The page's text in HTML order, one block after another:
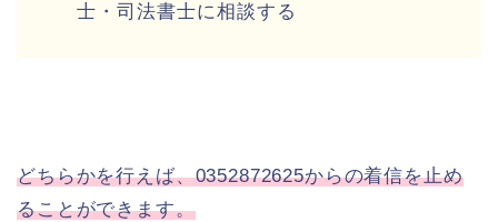
士・司法書士に相談する
どちらかを行えば、0352872625からの着信を止め
ることができます。